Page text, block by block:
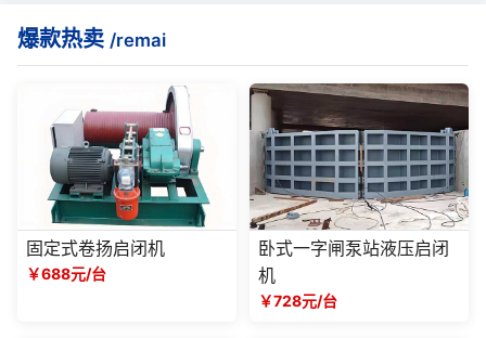
爆款热卖 /remai
固定式卷扬启闭机
￥688元/台
卧式一字闸泵站液压启闭
机
￥728元/台